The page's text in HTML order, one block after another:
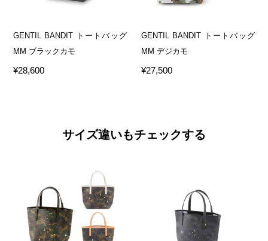
GENTIL BANDIT トートバッグ
MM ブラックカモ
¥28,600
GENTIL BANDIT トートバッグ
MM デジカモ
¥27,500
サイズ違いもチェックする